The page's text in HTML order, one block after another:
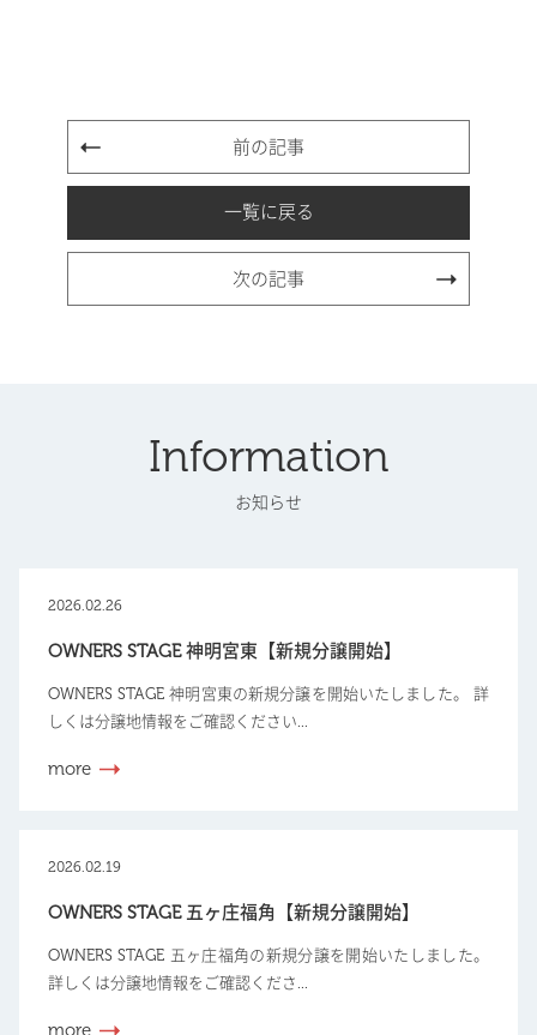
前の記事
一覧に戻る
次の記事
Information
お知らせ
2026.02.26
OWNERS STAGE 神明宮東【新規分譲開始】
OWNERS STAGE 神明宮東の新規分譲を開始いたしました。 詳
しくは分譲地情報をご確認ください...
more
2026.02.19
OWNERS STAGE 五ヶ庄福角【新規分譲開始】
OWNERS STAGE 五ヶ庄福角の新規分譲を開始いたしました。
詳しくは分譲地情報をご確認くださ...
more